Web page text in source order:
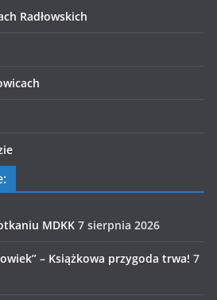
Radłowskich
MDKK 7 sierpnia 2026
– Książkowa przygoda trwa! 7